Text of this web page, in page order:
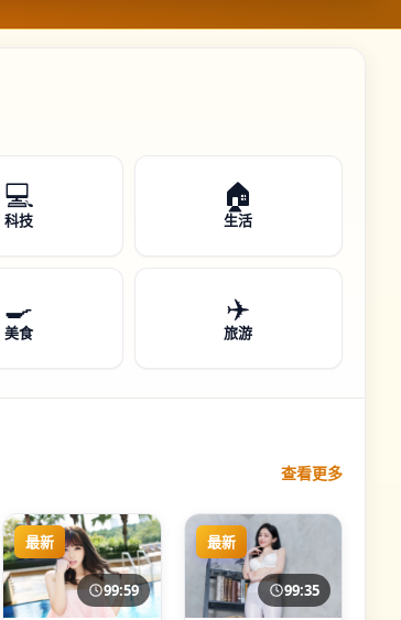
💻
科技
🏠
生活
🍳
美食
✈️
旅游
查看更多
最新
99:59
最新
99:35